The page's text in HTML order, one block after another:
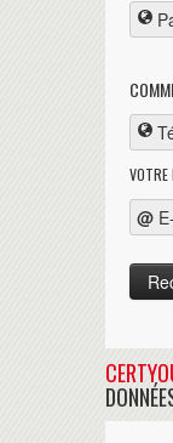
VOTRE
@